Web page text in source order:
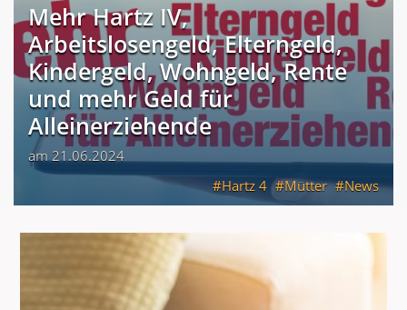
Mehr Hartz IV,
Arbeitslosengeld, Elterngeld,
Kindergeld, Wohngeld, Rente
und mehr Geld für
Alleinerziehende
am 21.06.2024
Hartz 4
Mütter News